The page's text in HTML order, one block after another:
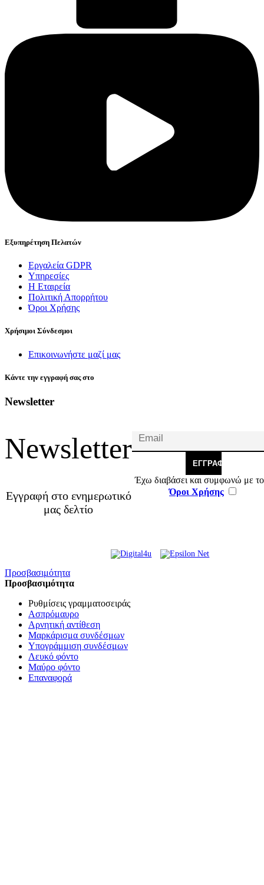
Εξυπηρέτηση Πελατών
Εργαλεία GDPR
Υπηρεσίες
Η Εταιρεία
Πολιτική Απορρήτου
Όροι Χρήσης
Χρήσιμοι Σύνδεσμοι
Επικοινωνήστε μαζί μας
Κάντε την εγγραφή σας στο
Newsletter
Newsletter
Εγγραφή στο ενημερωτικό
μας δελτίο
ΕΓΓΡΑΦΉ
Έχω διαβάσει και συμφωνώ με
Όροι Χρήσης
Προσβασιμότητα
Προσβασιμότητα
Ρυθμίσεις γραμματοσειράς
Ασπρόμαυρο
Αρνητική αντίθεση
Μαρκάρισμα συνδέσμων
Υπογράμμιση συνδέσμων
Λευκό φόντο
Μαύρο φόντο
Επαναφορά